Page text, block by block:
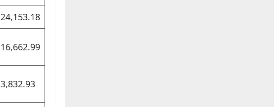
24,153.18
16,662.99
3,832.93